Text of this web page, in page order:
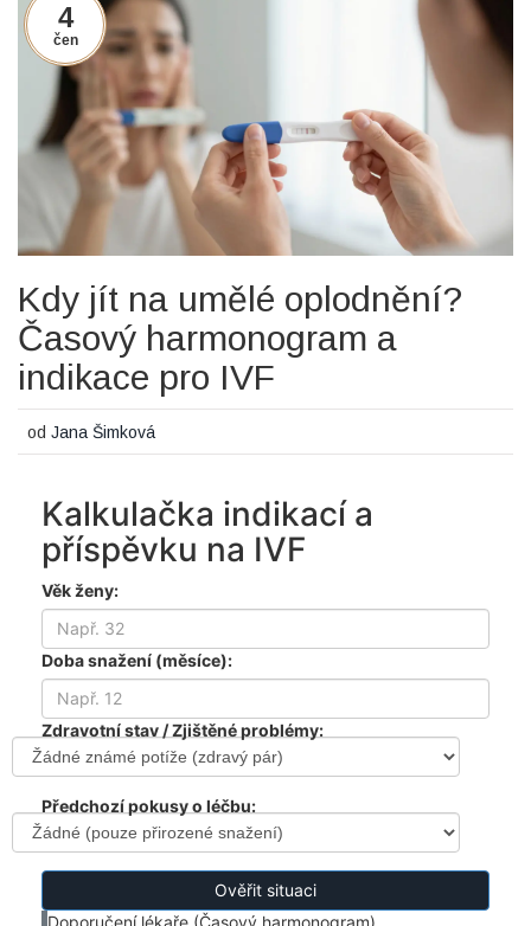
4
čen
Kdy jít na umělé oplodnění?
Časový harmonogram a
indikace pro IVF
odJana Šimková
Kalkulačka indikací a
příspěvku na IVF
Věk ženy:
Doba snažení (měsíce):
Zdravotní stav / Zjištěné problémy:
Předchozí pokusy o léčbu:
Ověřit situaci
Doporučení lékaře (Časový harmonogram)